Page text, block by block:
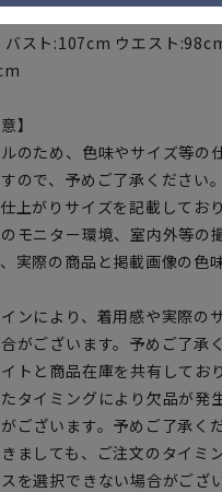
スト:107cm ウエスト
】
のため、色味やサイズ等の
ので、予めご了承ください。
上がりサイズを記載しており
モニター環境、室内外等の
実際の商品と掲載画像の色
ンにより、着用感や実際の
がございます。予めご了承く
トと商品在庫を共有してお
タイミングにより欠品が発
ございます。予めご了承く
ましても、ご注文のタイミ
を選択できない場合がござい